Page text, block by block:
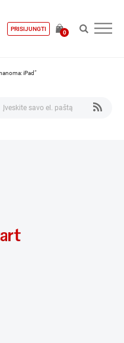
PRISIJUNGTI
0
iPad“